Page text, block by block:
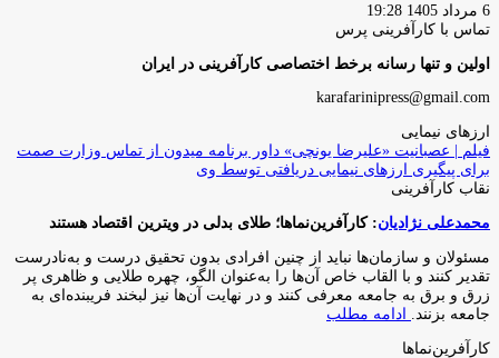
6 مرداد 1405 19:28
تماس با کارآفرینی پرس
اولین و تنها رسانه برخط اختصاصی کارآفرینی در ایران
karafarinipress@gmail.com
ارزهای نیمایی
فیلم | عصبانیت «علیرضا یونچی» داور برنامه میدون از تماس وزارت صمت
برای پیگیری ارزهای نیمایی دریافتی توسط وی
نقاب کارآفرینی
محمدعلی نژادیان: کارآفرین‌نماها؛ طلای بدلی در ویترین اقتصاد هستند
مسئولان و سازمان‌ها نباید از چنین افرادی بدون تحقیق درست و به‌نادرست
تقدیر کنند و با القاب خاص آ‌ن‌ها را به‌عنوان الگو، چهره طلایی و ظاهری پر
زرق و برق به جامعه معرفی کنند و در نهایت آن‌ها نیز لبخند فریبنده‌ای به
جامعه بزنند.
ادامه مطلب
کارآفرین‌نماها